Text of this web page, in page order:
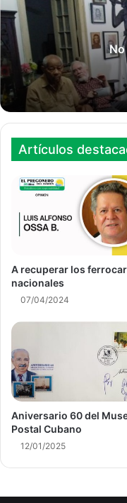
Artículos
A recuperar los
nacionales
07/04/2024
Aniversario 60 del
Postal Cubano
12/01/2025